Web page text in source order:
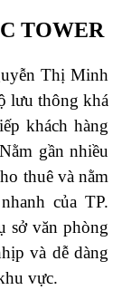
TOWER
Thị Minh
lưu thông khá
khách hàng
gần nhiều
thuê và nằm
của TP.
sở văn phòng
và dễ dàng
vực.